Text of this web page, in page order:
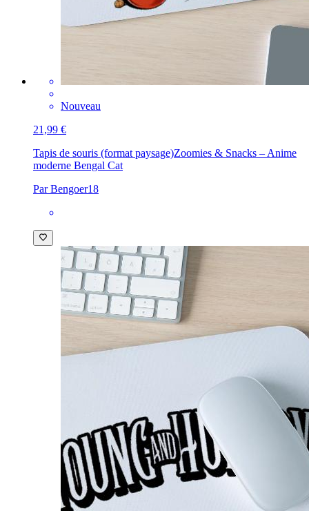
Nouveau
21,99 €
Tapis de souris (format paysage)Zoomies & Snacks – Anime
moderne Bengal Cat
Par Bengoer18